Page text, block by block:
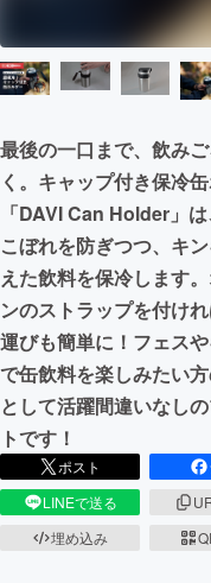
CAMPFIREふる
最後の一口まで、飲み
く。キャップ付き保冷
「DAVI Can Holder」
こぼれを防ぎつつ、キ
えた飲料を保冷します
ンのストラップを付け
運びも簡単に！フェス
で缶飲料を楽しみたい
として活躍間違いなし
トです！
ポスト
LINEで送る
埋め込み